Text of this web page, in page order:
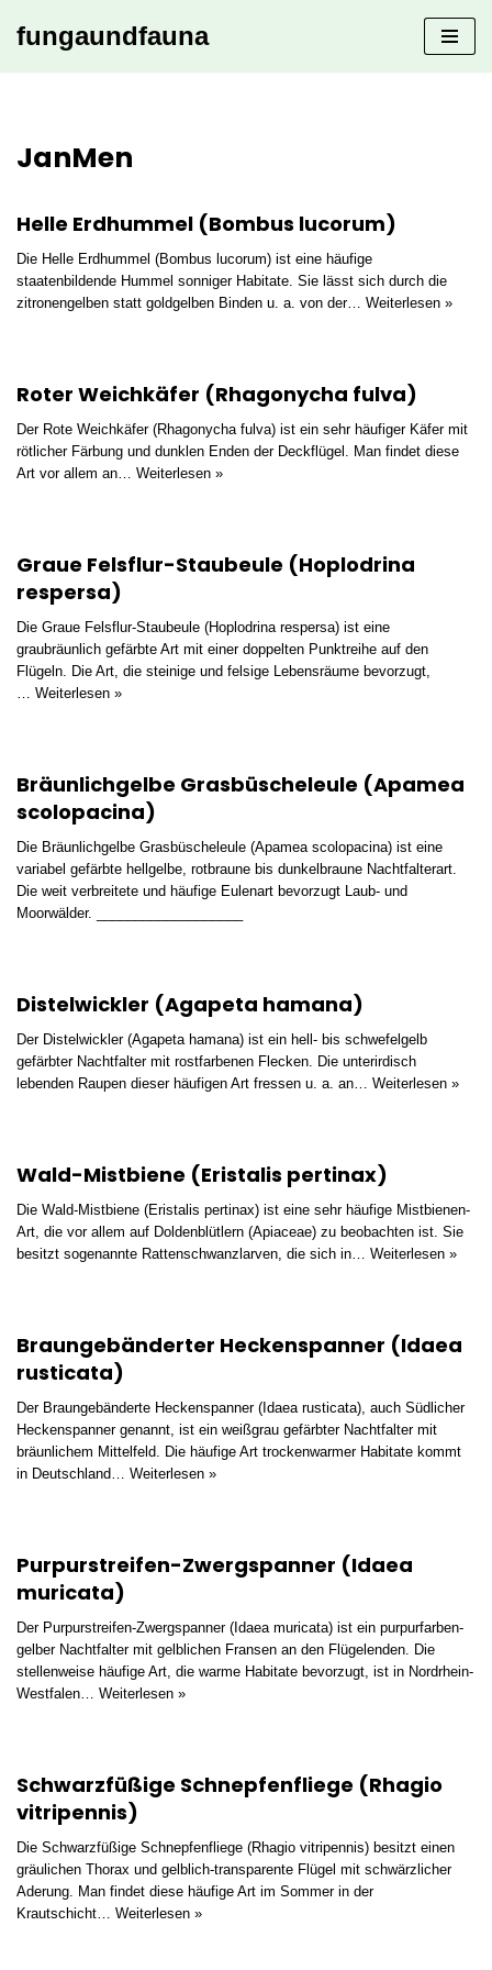
fungaundfauna
JanMen
Helle Erdhummel (Bombus lucorum)
Die Helle Erdhummel (Bombus lucorum) ist eine häufige
staatenbildende Hummel sonniger Habitate. Sie lässt sich durch die
zitronengelben statt goldgelben Binden u. a. von der… Weiterlesen »
Roter Weichkäfer (Rhagonycha fulva)
Der Rote Weichkäfer (Rhagonycha fulva) ist ein sehr häufiger Käfer mit
rötlicher Färbung und dunklen Enden der Deckflügel. Man findet diese
Art vor allem an… Weiterlesen »
Graue Felsflur-Staubeule (Hoplodrina
respersa)
Die Graue Felsflur-Staubeule (Hoplodrina respersa) ist eine
graubräunlich gefärbte Art mit einer doppelten Punktreihe auf den
Flügeln. Die Art, die steinige und felsige Lebensräume bevorzugt,
… Weiterlesen »
Bräunlichgelbe Grasbüscheleule (Apamea
scolopacina)
Die Bräunlichgelbe Grasbüscheleule (Apamea scolopacina) ist eine
variabel gefärbte hellgelbe, rotbraune bis dunkelbraune Nachtfalterart.
Die weit verbreitete und häufige Eulenart bevorzugt Laub- und
Moorwälder. ___________________
Distelwickler (Agapeta hamana)
Der Distelwickler (Agapeta hamana) ist ein hell- bis schwefelgelb
gefärbter Nachtfalter mit rostfarbenen Flecken. Die unterirdisch
lebenden Raupen dieser häufigen Art fressen u. a. an… Weiterlesen »
Wald-Mistbiene (Eristalis pertinax)
Die Wald-Mistbiene (Eristalis pertinax) ist eine sehr häufige Mistbienen-
Art, die vor allem auf Doldenblütlern (Apiaceae) zu beobachten ist. Sie
besitzt sogenannte Rattenschwanzlarven, die sich in… Weiterlesen »
Braungebänderter Heckenspanner (Idaea
rusticata)
Der Braungebänderte Heckenspanner (Idaea rusticata), auch Südlicher
Heckenspanner genannt, ist ein weißgrau gefärbter Nachtfalter mit
bräunlichem Mittelfeld. Die häufige Art trockenwarmer Habitate kommt
in Deutschland… Weiterlesen »
Purpurstreifen-Zwergspanner (Idaea
muricata)
Der Purpurstreifen-Zwergspanner (Idaea muricata) ist ein purpurfarben-
gelber Nachtfalter mit gelblichen Fransen an den Flügelenden. Die
stellenweise häufige Art, die warme Habitate bevorzugt, ist in Nordrhein-
Westfalen… Weiterlesen »
Schwarzfüßige Schnepfenfliege (Rhagio
vitripennis)
Die Schwarzfüßige Schnepfenfliege (Rhagio vitripennis) besitzt einen
gräulichen Thorax und gelblich-transparente Flügel mit schwärzlicher
Aderung. Man findet diese häufige Art im Sommer in der
Krautschicht… Weiterlesen »